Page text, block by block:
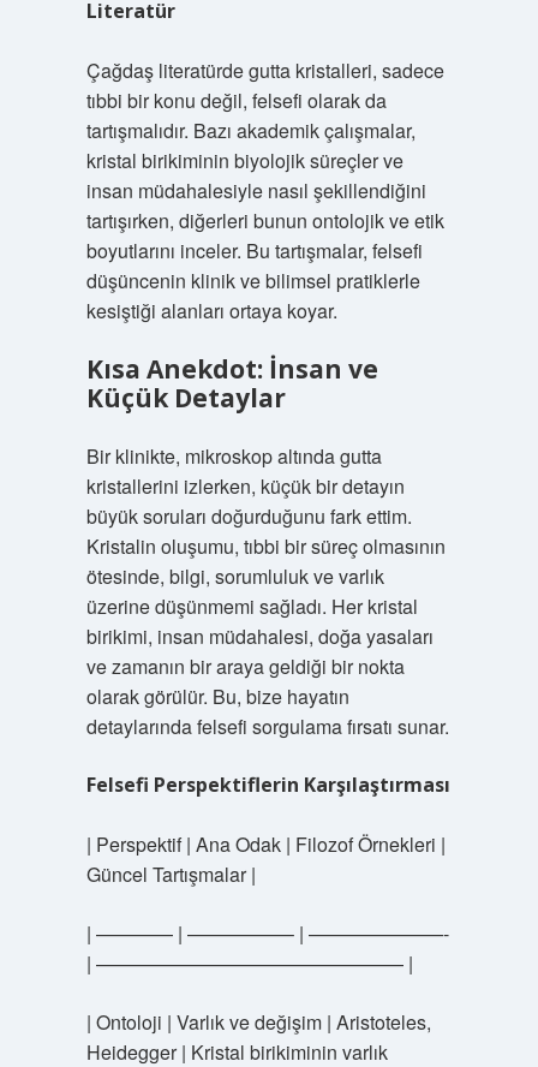
Literatür
Çağdaş literatürde gutta kristalleri, sadece
tıbbi bir konu değil, felsefi olarak da
tartışmalıdır. Bazı akademik çalışmalar,
kristal birikiminin biyolojik süreçler ve
insan müdahalesiyle nasıl şekillendiğini
tartışırken, diğerleri bunun ontolojik ve etik
boyutlarını inceler. Bu tartışmalar, felsefi
düşüncenin klinik ve bilimsel pratiklerle
kesiştiği alanları ortaya koyar.
Kısa Anekdot: İnsan ve
Küçük Detaylar
Bir klinikte, mikroskop altında gutta
kristallerini izlerken, küçük bir detayın
büyük soruları doğurduğunu fark ettim.
Kristalin oluşumu, tıbbi bir süreç olmasının
ötesinde, bilgi, sorumluluk ve varlık
üzerine düşünmemi sağladı. Her kristal
birikimi, insan müdahalesi, doğa yasaları
ve zamanın bir araya geldiği bir nokta
olarak görülür. Bu, bize hayatın
detaylarında felsefi sorgulama fırsatı sunar.
Felsefi Perspektiflerin Karşılaştırması
| Perspektif | Ana Odak | Filozof Örnekleri |
Güncel Tartışmalar |
| ———— | —————– | ———————-
| ———————————————— |
| Ontoloji | Varlık ve değişim | Aristoteles,
Heidegger | Kristal birikiminin varlık